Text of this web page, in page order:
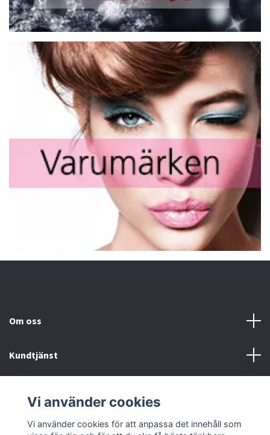
Om oss
Kundtjänst
Sociala medier
Vi använder cookies
Vi använder cookies för att anpassa det innehåll som